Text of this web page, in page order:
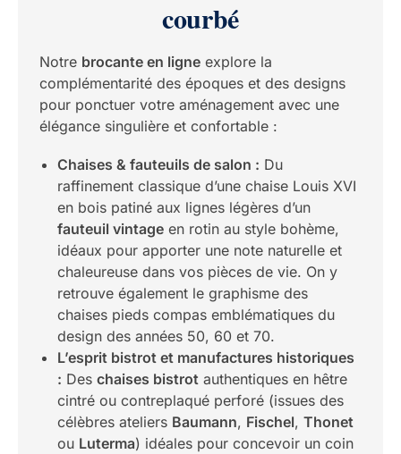
courbé
Notre brocante en ligne explore la
complémentarité des époques et des designs
pour ponctuer votre aménagement avec une
élégance singulière et confortable :
Chaises & fauteuils de salon : Du
raffinement classique d’une chaise Louis XVI
en bois patiné aux lignes légères d’un
fauteuil vintage en rotin au style bohème,
idéaux pour apporter une note naturelle et
chaleureuse dans vos pièces de vie. On y
retrouve également le graphisme des
chaises pieds compas emblématiques du
design des années 50, 60 et 70.
L’esprit bistrot et manufactures historiques
: Des chaises bistrot authentiques en hêtre
cintré ou contreplaqué perforé (issues des
célèbres ateliers Baumann, Fischel, Thonet
ou Luterma) idéales pour concevoir un coin